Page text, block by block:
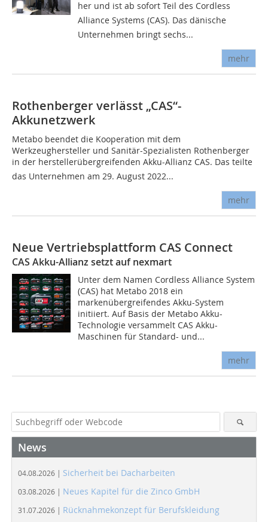
her und ist ab sofort Teil des Cordless
Alliance Systems (CAS). Das dänische
Unternehmen bringt sechs...
mehr
Rothenberger verlässt „CAS“-
Akkunetzwerk
Metabo beendet die Kooperation mit dem
Werkzeughersteller und Sanitär-Spezialisten Rothenberger
in der herstellerübergreifenden Akku-Allianz CAS. Das teilte
das Unternehmen am 29. August 2022...
mehr
Neue Vertriebsplattform CAS Connect
CAS Akku-Allianz setzt auf nexmart
Unter dem Namen Cordless Alliance System
(CAS) hat Metabo 2018 ein
markenübergreifendes Akku-System
initiiert. Auf Basis der Metabo Akku-
Technologie versammelt CAS Akku-
Maschinen für Standard- und...
mehr
News
04.08.2026 | Sicherheit bei Dacharbeiten
03.08.2026 | Neues Kapitel für die Zinco GmbH
31.07.2026 | Rücknahmekonzept für Berufskleidung